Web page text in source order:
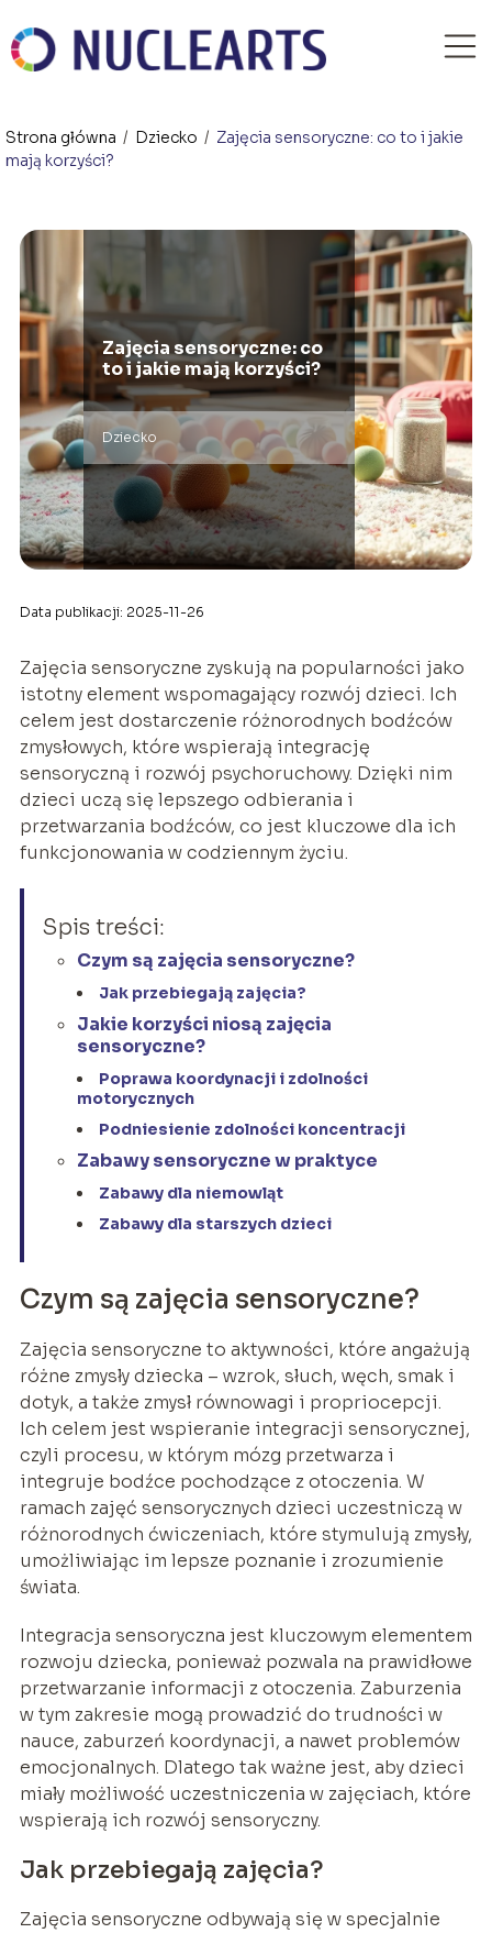
Strona główna / Dziecko / Zajęcia sensoryczne: co to i jakie
mają korzyści?
Zajęcia sensoryczne: co
to i jakie mają korzyści?
Dziecko
Data publikacji: 2025-11-26
Zajęcia sensoryczne zyskują na popularności jako
istotny element wspomagający rozwój dzieci. Ich
celem jest dostarczenie różnorodnych bodźców
zmysłowych, które wspierają integrację
sensoryczną i rozwój psychoruchowy. Dzięki nim
dzieci uczą się lepszego odbierania i
przetwarzania bodźców, co jest kluczowe dla ich
funkcjonowania w codziennym życiu.
Spis treści:
Czym są zajęcia sensoryczne?
Jak przebiegają zajęcia?
Jakie korzyści niosą zajęcia
sensoryczne?
Poprawa koordynacji i zdolności
motorycznych
Podniesienie zdolności koncentracji
Zabawy sensoryczne w praktyce
Zabawy dla niemowląt
Zabawy dla starszych dzieci
Czym są zajęcia sensoryczne?
Zajęcia sensoryczne to aktywności, które angażują
różne zmysły dziecka – wzrok, słuch, węch, smak i
dotyk, a także zmysł równowagi i propriocepcji.
Ich celem jest wspieranie integracji sensorycznej,
czyli procesu, w którym mózg przetwarza i
integruje bodźce pochodzące z otoczenia. W
ramach zajęć sensorycznych dzieci uczestniczą w
różnorodnych ćwiczeniach, które stymulują zmysły,
umożliwiając im lepsze poznanie i zrozumienie
świata.
Integracja sensoryczna jest kluczowym elementem
rozwoju dziecka, ponieważ pozwala na prawidłowe
przetwarzanie informacji z otoczenia. Zaburzenia
w tym zakresie mogą prowadzić do trudności w
nauce, zaburzeń koordynacji, a nawet problemów
emocjonalnych. Dlatego tak ważne jest, aby dzieci
miały możliwość uczestniczenia w zajęciach, które
wspierają ich rozwój sensoryczny.
Jak przebiegają zajęcia?
Zajęcia sensoryczne odbywają się w specjalnie